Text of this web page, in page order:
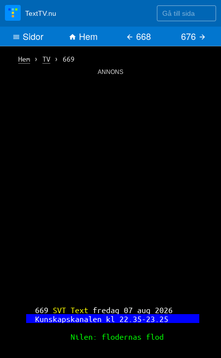
Hem› TV› 669
ANNONS
669 SVT Text fredag 07 aug 2026
Kunskapskanalen kl 22.35-23.25
Nilen: flodernas flod
TextTV.nu Gå till sida
Sidor Hem 668 676